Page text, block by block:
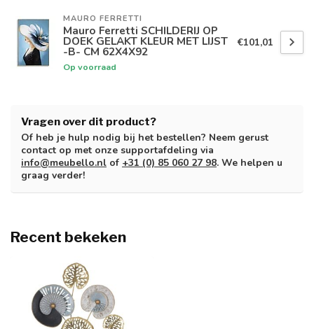
MAURO FERRETTI
Mauro Ferretti SCHILDERIJ OP
DOEK GELAKT KLEUR MET LIJST
-B- CM 62X4X92
Op voorraad
€101,01
Vragen over dit product?
Of heb je hulp nodig bij het bestellen? Neem gerust
contact op met onze supportafdeling via
info@meubello.nl of +31 (0) 85 060 27 98. We helpen u
graag verder!
Recent bekeken